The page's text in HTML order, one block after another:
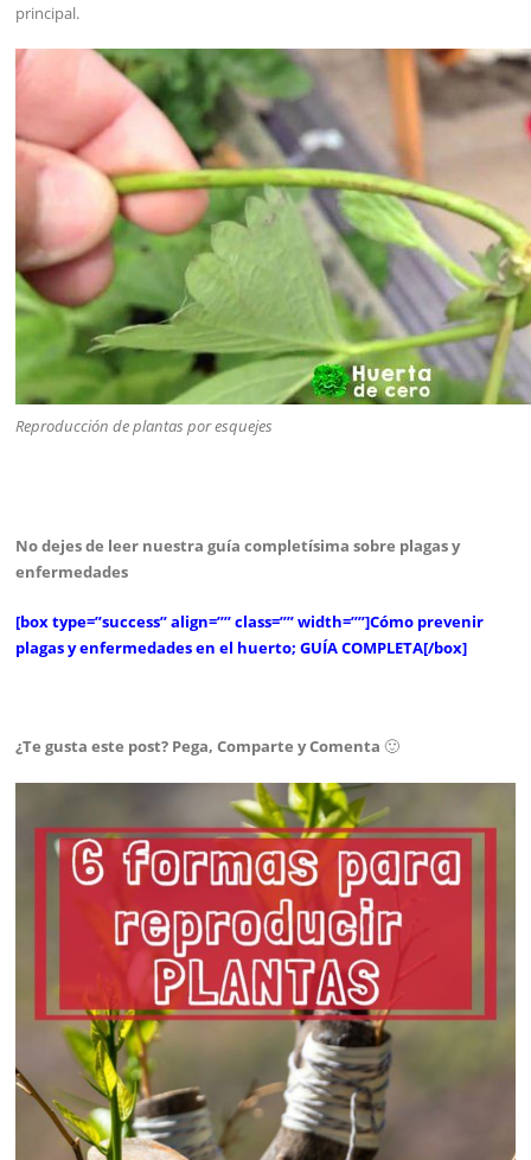
principal.
Reproducción de plantas por esquejes
No dejes de leer nuestra guía completísima sobre plagas y
enfermedades
[box type=”success” align=”” class=”” width=””]Cómo prevenir
plagas y enfermedades en el huerto; GUÍA COMPLETA[/box]
¿Te gusta este post? Pega, Comparte y Comenta 🙂